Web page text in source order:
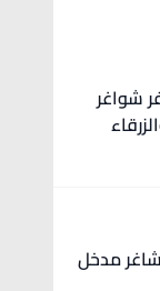
شواغر
مدخل